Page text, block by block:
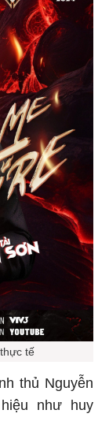
tế
thủ Nguyễn
như huy